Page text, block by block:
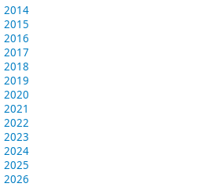
2014
2015
2016
2017
2018
2019
2020
2021
2022
2023
2024
2025
2026